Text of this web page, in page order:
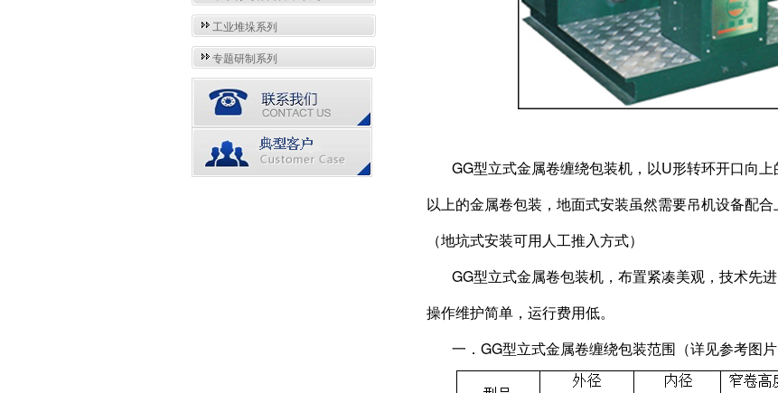
工业堆垛系列
专题研制系列
GG型立式金属卷缠绕包装机，以U形转环开口向
以上的金属卷包装，地面式安装虽然需要吊机设备配
（地坑式安装可用人工推入方式）
GG型立式金属卷包装机，布置紧凑美观，技术先
操作维护简单，运行费用低。
一．GG型立式金属卷缠绕包装范围（详见参考图片